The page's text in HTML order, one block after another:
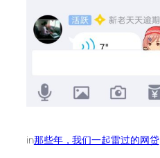
in那些年，我们一起雷过的网贷